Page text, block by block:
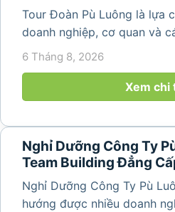
Tour Đoàn Pù Luông là lựa
doanh nghiệp, cơ quan và
hợp nghỉ dưỡng, tham quan
động gắn kết tập thể. Với
nguyên sơ, không khí...
6 Tháng 8, 2026
Xem chi
Nghỉ Dưỡng Công Ty
Team Building Đẳng
Nghỉ Dưỡng Công Ty Pù
hướng được nhiều doanh